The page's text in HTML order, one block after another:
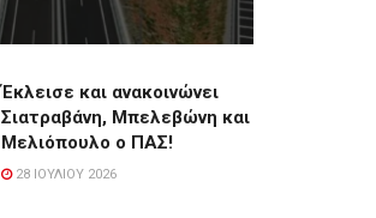
Έκλεισε και ανακοινώνει
Σιατραβάνη, Μπελεβώνη και
Μελιόπουλο ο ΠΑΣ!
28 ΙΟΥΛΊΟΥ 2026